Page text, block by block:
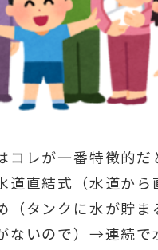
コレが一番特徴的だ
道直結式（水道から
（タンクに水が貯ま
ないので）→連続で